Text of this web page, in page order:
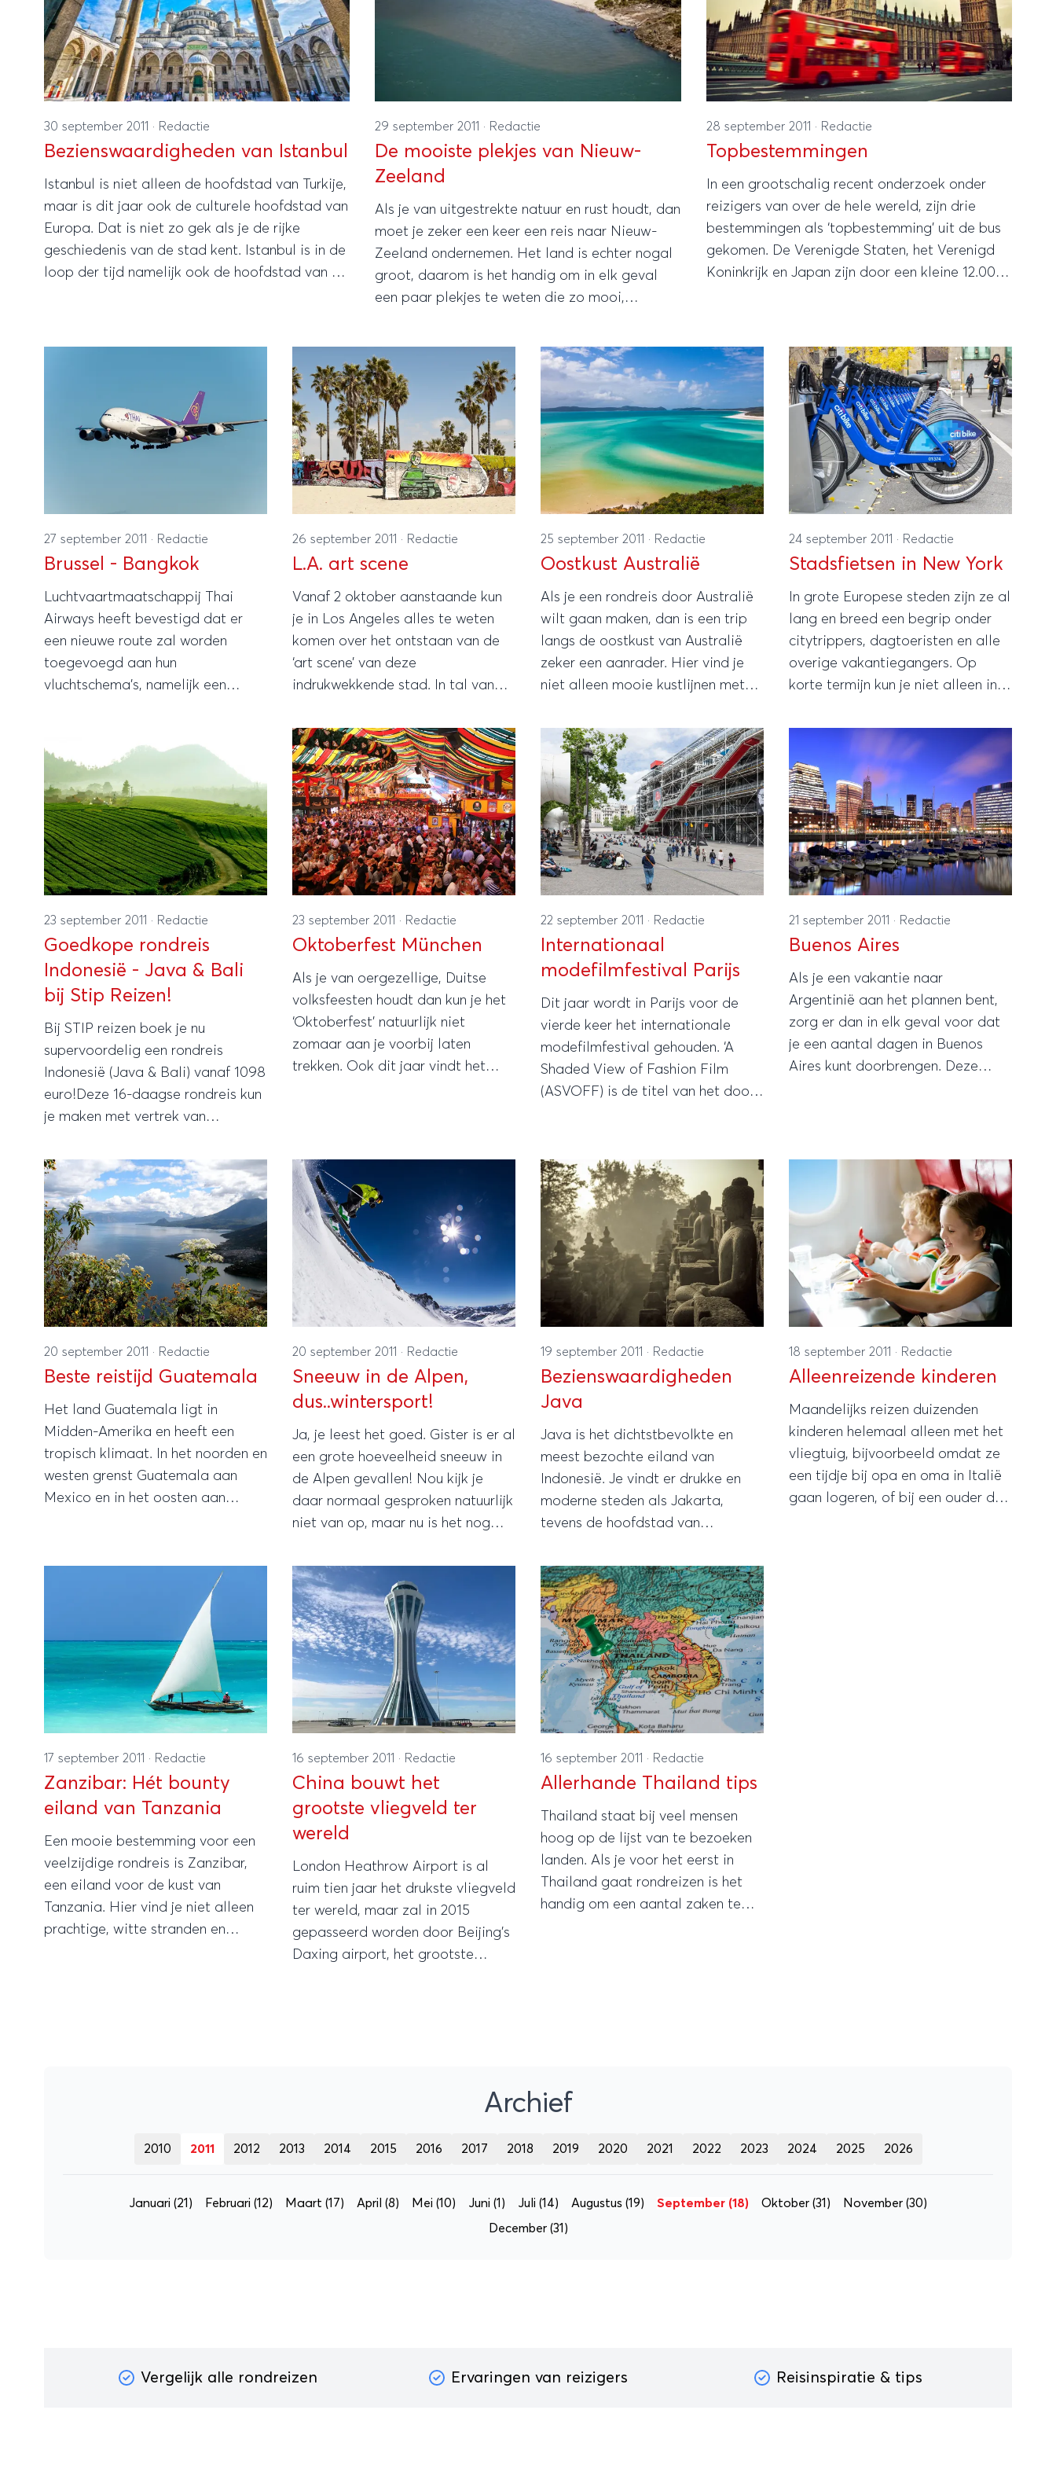
30 september 2011 · Redactie
Bezienswaardigheden van Istanbul
Istanbul is niet alleen de hoofdstad van Turkije,
maar is dit jaar ook de culturele hoofdstad van
Europa. Dat is niet zo gek als je de rijke
geschiedenis van de stad kent. Istanbul is in de
loop der tijd namelijk ook de hoofdstad van de
29 september 2011 · Redactie
De mooiste plekjes van Nieuw-
Zeeland
Als je van uitgestrekte natuur en rust houdt, dan
moet je zeker een keer een reis naar Nieuw-
Zeeland ondernemen. Het land is echter nogal
groot, daarom is het handig om in elk geval
een paar plekjes te weten die zo mooi,
28 september 2011 · Redactie
Topbestemmingen
In een grootschalig recent onderzoek onder
reizigers van over de hele wereld, zijn drie
bestemmingen als ‘topbestemming’ uit de bus
gekomen. De Verenigde Staten, het Verenigd
Koninkrijk en Japan zijn door een kleine 12.000
27 september 2011 · Redactie
Brussel - Bangkok
Luchtvaartmaatschappij Thai
Airways heeft bevestigd dat er
een nieuwe route zal worden
toegevoegd aan hun
vluchtschema’s, namelijk een
België en Thailand zal met ingang
van 17 november 2011 worden
gevlogen.
26 september 2011 · Redactie
L.A. art scene
Vanaf 2 oktober aanstaande kun
je in Los Angeles alles te weten
komen over het ontstaan van de
‘art scene’ van deze
indrukwekkende stad. In tal van
stil worden gestaan bij diverse
aspecten, stromingen en
tijdsbeelden.
25 september 2011 · Redactie
Oostkust Australië
Als je een rondreis door Australië
wilt gaan maken, dan is een trip
langs de oostkust van Australië
zeker een aanrader. Hier vind je
niet alleen mooie kustlijnen met
aantal grote steden en bijzondere
eilanden.
24 september 2011 · Redactie
Stadsfietsen in New York
In grote Europese steden zijn ze al
lang en breed een begrip onder
citytrippers, dagtoeristen en alle
overige vakantiegangers. Op
korte termijn kun je niet alleen in
Parijs, Barcelona en Londen, maar
ook in de Amerikaanse metropool
met een stadsfiets op
ontdekkingstocht.
23 september 2011 · Redactie
Goedkope rondreis
Indonesië - Java & Bali
bij Stip Reizen!
Bij STIP reizen boek je nu
supervoordelig een rondreis
Indonesië (Java & Bali) vanaf 1098
euro!Deze 16-daagse rondreis kun
je maken met vertrek van
inclusief vliegtickets, rondreis met
een bus, overnachtingen, een
dagelijks ontbijt en een
Nederlandstalige reisbegeleider.
23 september 2011 · Redactie
Oktoberfest München
Als je van oergezellige, Duitse
volksfeesten houdt dan kun je het
‘Oktoberfest’ natuurlijk niet
zomaar aan je voorbij laten
trekken. Ook dit jaar vindt het
oktober.
22 september 2011 · Redactie
Internationaal
modefilmfestival Parijs
Dit jaar wordt in Parijs voor de
vierde keer het internationale
modefilmfestival gehouden. ‘A
Shaded View of Fashion Film
(ASVOFF) is de titel van het door
21 september 2011 · Redactie
Buenos Aires
Als je een vakantie naar
Argentinië aan het plannen bent,
zorg er dan in elk geval voor dat
je een aantal dagen in Buenos
Aires kunt doorbrengen. Deze
20 september 2011 · Redactie
Beste reistijd Guatemala
Het land Guatemala ligt in
Midden-Amerika en heeft een
tropisch klimaat. In het noorden en
westen grenst Guatemala aan
Mexico en in het oosten aan
aan zee. De inwoners stammen
voor het grootste gedeelte af van
traditionele Maya indianen en de
20 september 2011 · Redactie
Sneeuw in de Alpen,
dus..wintersport!
Ja, je leest het goed. Gister is er al
een grote hoeveelheid sneeuw in
de Alpen gevallen! Nou kijk je
daar normaal gesproken natuurlijk
niet van op, maar nu is het nog
seizoen. Het is zelfs nog maar 2
keer eerder voorgekomen dat er
zo vroeg al zo'n hoeveelheid
sneeuw is gevallen.
19 september 2011 · Redactie
Bezienswaardigheden
Java
Java is het dichtstbevolkte en
meest bezochte eiland van
Indonesië. Je vindt er drukke en
moderne steden als Jakarta,
tevens de hoofdstad van
culturele bezienswaardigheden.
18 september 2011 · Redactie
Alleenreizende kinderen
Maandelijks reizen duizenden
kinderen helemaal alleen met het
vliegtuig, bijvoorbeeld omdat ze
een tijdje bij opa en oma in Italië
gaan logeren, of bij een ouder die
17 september 2011 · Redactie
Zanzibar: Hét bounty
eiland van Tanzania
Een mooie bestemming voor een
veelzijdige rondreis is Zanzibar,
een eiland voor de kust van
Tanzania. Hier vind je niet alleen
prachtige, witte stranden en
16 september 2011 · Redactie
China bouwt het
grootste vliegveld ter
wereld
London Heathrow Airport is al
ruim tien jaar het drukste vliegveld
ter wereld, maar zal in 2015
gepasseerd worden door Beijing’s
Daxing airport, het grootste
16 september 2011 · Redactie
Allerhande Thailand tips
Thailand staat bij veel mensen
hoog op de lijst van te bezoeken
landen. Als je voor het eerst in
Thailand gaat rondreizen is het
handig om een aantal zaken te
Archief
2010 2011 2012 2013 2014 2015 2016 2017 2018 2019 2020 2021 2022 2023 2024 2025 2026
Januari (21) Februari (12) Maart (17) April (8) Mei (10) Juni (1) Juli (14) Augustus (19) September (18) Oktober (31) November (30)
December (31)
Vergelijk alle rondreizen Ervaringen van reizigers Reisinspiratie & tips